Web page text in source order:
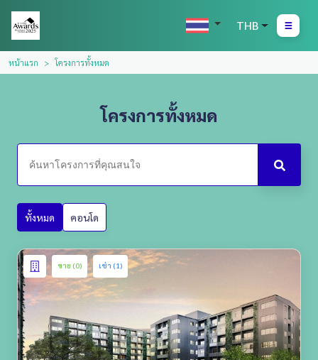
THB
หน้าแรก โครงการทั้งหมด
โครงการทั้งหมด
ทั้งหมด คอนโด
ขาย (0) เช่า (1)